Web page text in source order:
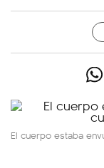
El cuerpo estaba